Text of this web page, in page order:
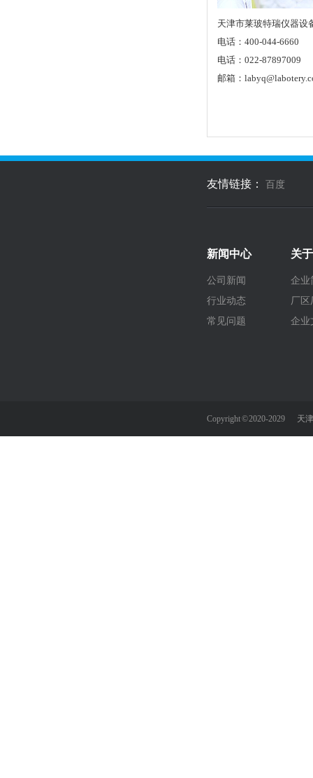
天津市莱玻特瑞仪器设
电话：400-044-6660
电话：022-87897009
邮箱：
友情链接： 百度
新闻中心
公司新闻
行业动态
常见问题
关
企业
厂区
企业
Copyright © 2020-2029 天